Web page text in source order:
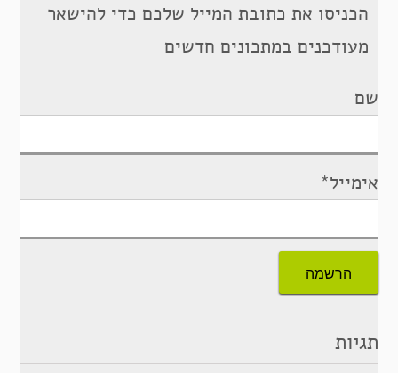
הכניסו את כתובת המייל שלכם כדי להישאר
מעודכנים במתכונים חדשים
שם
אימייל*
תגיות